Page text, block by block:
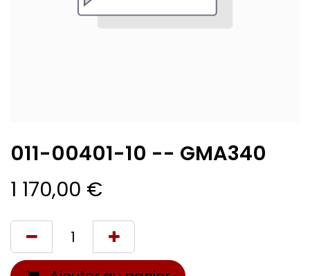
011-00401-10 -- GMA340
1 170,00 €